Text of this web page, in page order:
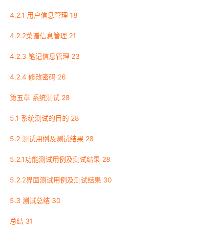
4.2.1 用户信息管理 18
4.2.2菜谱信息管理 21
4.2.3 笔记信息管理 23
4.2.4 修改密码 26
第五章 系统测试 28
5.1 系统测试的目的 28
5.2 测试用例及测试结果 28
5.2.1功能测试用例及测试结果 28
5.2.2界面测试用例及测试结果 30
5.3 测试总结 30
总结 31